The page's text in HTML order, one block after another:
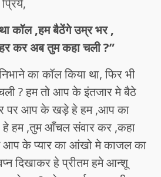
कॉल ,हम बैठेंगे उम्र भर ,
हर कर अब तुम कहा चली ?”
का कॉल किया था, फिर भी
? हम तो आप के इंतजार मे बैठे
पर आप के खड़े हे हम ,आप का
हम ,तुम आँचल संवार कर ,कहा
आप के प्यार का आंखो मे काजल का
दिखाकर हे प्रीतम हमे आन्शू